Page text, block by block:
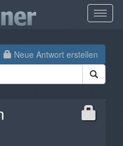
Neue Antwort erstellen